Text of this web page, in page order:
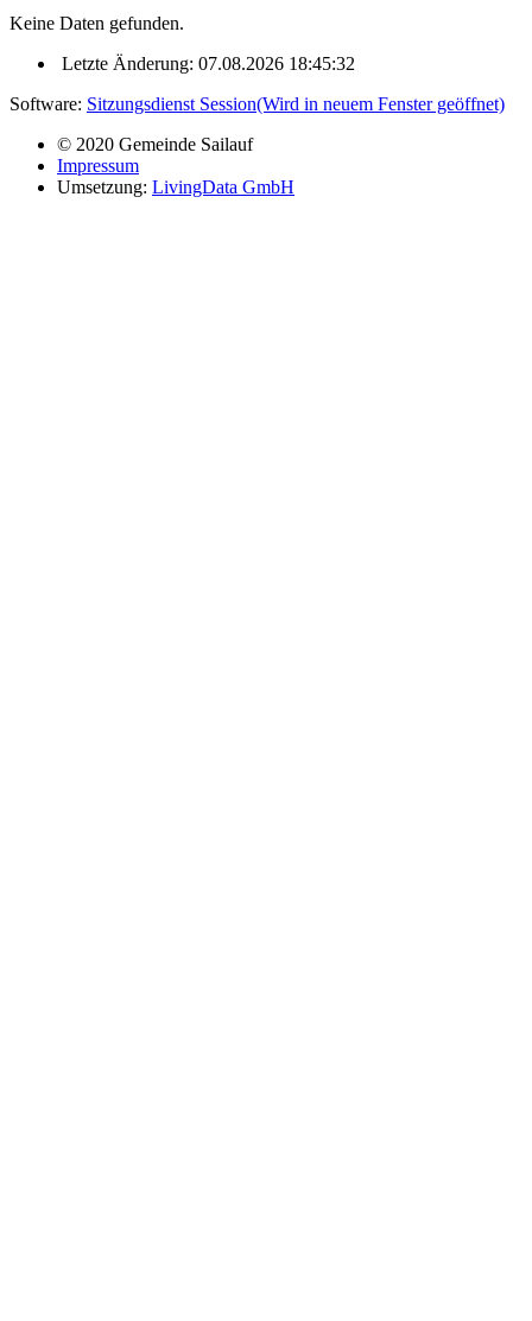
Keine Daten gefunden.
Letzte Änderung: 07.08.2026 18:45:32
Software: Sitzungsdienst Session(Wird in neuem Fenster geöffnet)
© 2020 Gemeinde Sailauf
Impressum
Umsetzung: LivingData GmbH